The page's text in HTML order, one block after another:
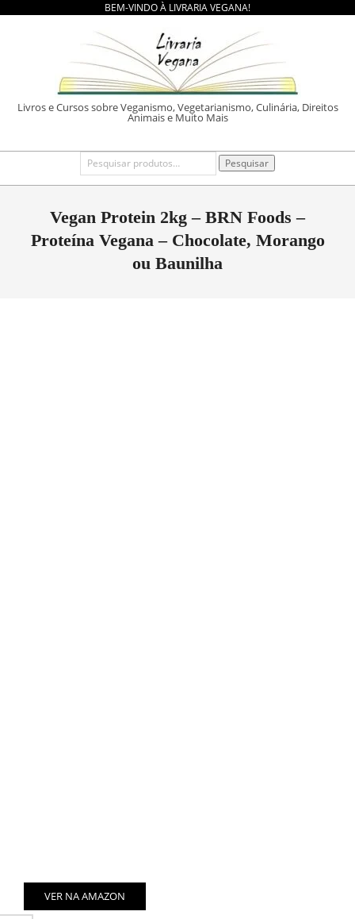
BEM-VINDO À LIVRARIA VEGANA!
LIVRARIA
Livros e Cursos sobre Veganismo, Vegetarianismo, Culinária, Direitos
Animais e Muito Mais
Primary
Pesquisar
por:
Pesquisar
Vegan Protein 2kg – BRN Foods –
Proteína Vegana – Chocolate, Morango
ou Baunilha
VER NA AMAZON